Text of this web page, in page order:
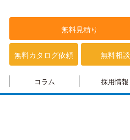
無料見積り
無料カタログ依頼 無料相談
コラム 採用情報